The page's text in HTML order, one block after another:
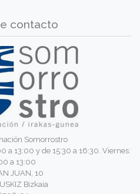
contacto
Somorrostro
a 13:00 y de 15:30 a 16:30. Viernes:
a 13:00
JUAN, 10
Bizkaia